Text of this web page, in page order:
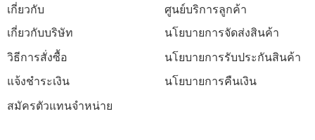
เกี่ยวกับ
เกี่ยวกับบริษัท
วิธีการสั่งซื้อ
แจ้งชำระเงิน
สมัครตัวแทนจำหน่าย
ศูนย์บริการลูกค้า
นโยบายการจัดส่งสินค้า
นโยบายการรับประกันสินค้า
นโยบายการคืนเงิน